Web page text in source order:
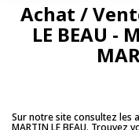
Surface min
Plus de critères
Achat /
LE BEAU -
Sur notre site consultez les
MARTIN LE BEAU. Trouvez